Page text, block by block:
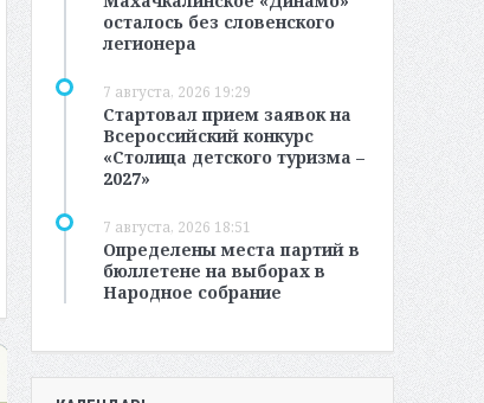
осталось без словенского
легионера
7 августа, 2026 19:29
Стартовал прием заявок на
Всероссийский конкурс
«Столица детского туризма –
2027»
7 августа, 2026 18:51
Определены места партий в
бюллетене на выборах в
Народное собрание